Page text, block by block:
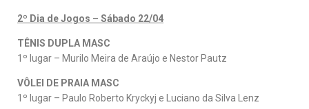
2º Dia de Jogos – Sábado 22/04
TÊNIS DUPLA MASC
1º lugar – Murilo Meira de Araújo e Nestor Pautz
VÔLEI DE PRAIA MASC
1º lugar – Paulo Roberto Kryckyj e Luciano da Silva Lenz